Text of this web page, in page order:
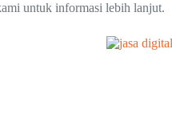
untuk informasi lebih lanjut.